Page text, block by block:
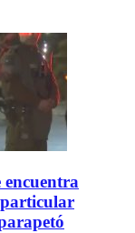
encuentra